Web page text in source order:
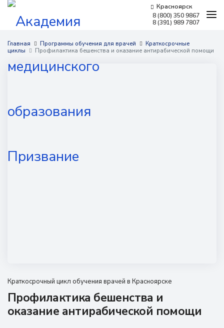
8 (800) 350 9867
8 (391) 989 7807
Красноярск
Условия обучения
Бесплатное обучение
Сведения об образовательной организации
Перейти на портал дистанционного обучения
Главная Программы обучения для врачей
Краткосрочные
циклы
Профилактика бешенства и оказание антирабической помощи
Краткосрочный цикл обучения врачей в Красноярске
Профилактика бешенства и
оказание антирабической помощи